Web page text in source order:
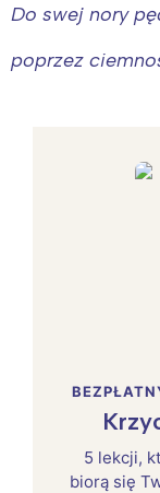
Do swej nory
poprzez
5 lekcji,
biorą się